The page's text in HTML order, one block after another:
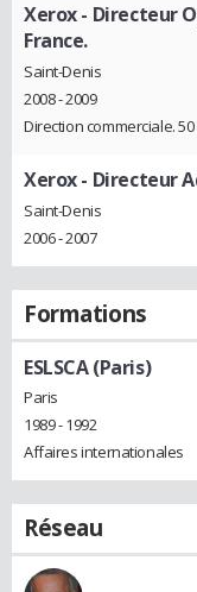
Xerox- Directeur
France.
Saint-Denis
2008 - 2009
Direction commerciale.
Xerox- Directeur
Saint-Denis
2006 - 2007
Formations
ESLSCA (Paris)
Paris
1989 - 1992
Affaires internationales
Réseau